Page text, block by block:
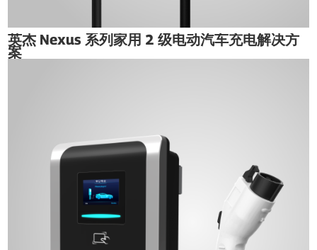
英杰 Nexus 系列家用 2 级电动汽车充电解决方
案